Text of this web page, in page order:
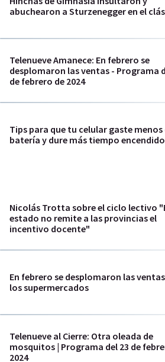
abuchearon a Sturzenegger en el
Telenueve Amanece: En febrero se
desplomaron las ventas - Programa
de febrero de 2024
Tips para que tu celular gaste menos
batería y dure más tiempo encendido
Nicolás Trotta sobre el ciclo lectivo
estado no remite a las provincias el
incentivo docente"
En febrero se desplomaron las
los supermercados
Telenueve al Cierre: Otra oleada de
mosquitos | Programa del 23 de
2024